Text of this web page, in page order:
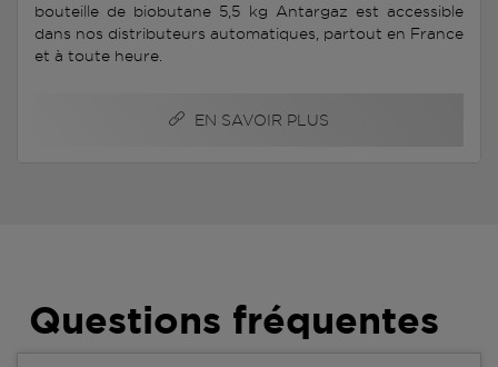
bouteille de biobutane 5,5 kg Antargaz est accessible
dans nos distributeurs automatiques, partout en France
et à toute heure.
EN SAVOIR PLUS
Questions fréquentes